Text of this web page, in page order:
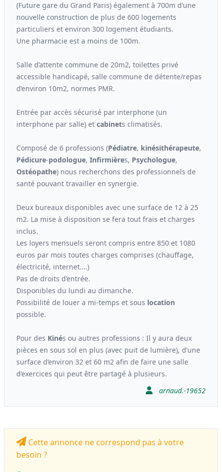
(Future gare du Grand Paris) également à 700m d’une
nouvelle construction de plus de 600 logements
particuliers et environ 300 logement étudiants.
Une pharmacie est a moins de 100m.
Salle d’attente commune de 20m2, toilettes privé
accessible handicapé, salle commune de détente/repas
d’environ 10m2, normes PMR.
Entrée par accès sécurisé par interphone (un
interphone par salle) et cabinets climatisés.
Composé de 6 professions (Pédiatre, kinésithérapeute,
Pédicure-podologue, Infirmières, Psychologue,
Ostéopathe) nous recherchons des professionnels de
santé pouvant travailler en synergie.
Deux bureaux disponibles avec une surface de 12 à 25
m2. La mise à disposition se fera tout frais et charges
inclus.
Les loyers mensuels seront compris entre 850 et 1080
euros par mois toutes charges comprises (chauffage,
électricité, internet.…)
Pas de droits d’entrée.
Disponibles du lundi au dimanche.
Possibilité de louer a mi-temps et sous location
possible.
Pour des Kinés ou autres professions : Il y aura deux
pièces en sous sol en plus (avec puit de lumière), d’une
surface d’environ 32 et 60 m2 afin de faire une salle
d’exercices qui peut être partagé à plusieurs.
arnaud.-19652
Cette annonce ne correspond pas à votre
besoin ?